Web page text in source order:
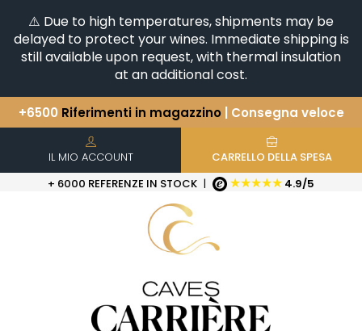
⚠️ Due to high temperatures, shipments may be
delayed to protect your wines. Immediate shipping is
still available upon request, with thermal insulation
at an additional cost.
+6500 Riferimenti in magazzino| Consegna veloce
Avete una domanda?
Scopri la nostra selezione di
Orizzontali e Verticali
IL MIO ACCOUNT
CARRELLO DELLA SPESA
+ 6000 REFERENZE IN STOCK | ★★★★★ 4.9/5